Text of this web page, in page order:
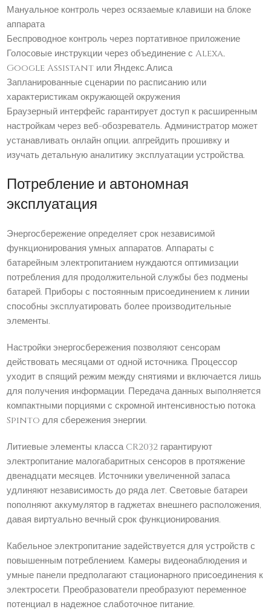
Мануальное контроль через осязаемые клавиши на блоке
аппарата
Беспроводное контроль через портативное приложение
Голосовые инструкции через объединение с Alexa,
Google Assistant или Яндекс.Алиса
Запланированные сценарии по расписанию или
характеристикам окружающей окружения
Браузерный интерфейс гарантирует доступ к расширенным
настройкам через веб-обозреватель. Администратор может
устанавливать онлайн опции, апгрейдить прошивку и
изучать детальную аналитику эксплуатации устройства.
Потребление и автономная
эксплуатация
Энергосбережение определяет срок независимой
функционирования умных аппаратов. Аппараты с
батарейным электропитанием нуждаются оптимизации
потребления для продолжительной службы без подмены
батарей. Приборы с постоянным присоединением к линии
способны эксплуатировать более производительные
элементы.
Настройки энергосбережения позволяют сенсорам
действовать месяцами от одной источника. Процессор
уходит в спящий режим между снятиями и включается лишь
для получения информации. Передача данных выполняется
компактными порциями с скромной интенсивностью потока
Spinto для сбережения энергии.
Литиевые элементы класса CR2032 гарантируют
электропитание малогабаритных сенсоров в протяжение
двенадцати месяцев. Источники увеличенной запаса
удлиняют независимость до ряда лет. Световые батареи
пополняют аккумулятор в гаджетах внешнего расположения,
давая виртуально вечный срок функционирования.
Кабельное электропитание задействуется для устройств с
повышенным потреблением. Камеры видеонаблюдения и
умные панели предполагают стационарного присоединения к
электросети. Преобразователи преобразуют переменное
потенциал в надежное слаботочное питание.